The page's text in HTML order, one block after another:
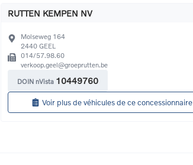
RUTTEN KEMPEN NV
Molseweg 164
2440 GEEL
014/57.98.60
verkoop.geel@groeprutten.be
DOIN nVista 10449760
Voir plus de véhicules de ce concessionnaire